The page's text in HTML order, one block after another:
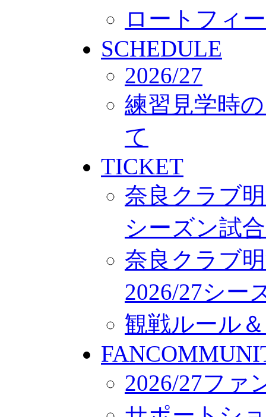
ロートフィ
SCHEDULE
2026/27
練習見学時
て
TICKET
奈良クラブ
シーズン試
奈良クラブ
2026/27シー
観戦ルール
2026/27ファ